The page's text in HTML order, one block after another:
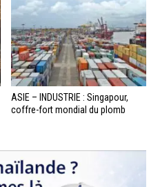
ASIE – INDUSTRIE : Singapour,
coffre-fort mondial du plomb